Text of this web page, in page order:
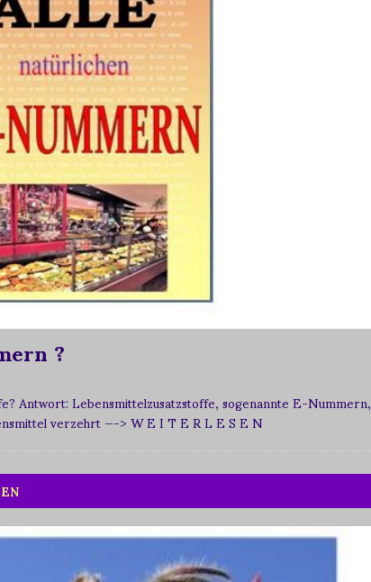
?
Antwort: Lebensmittelzusatzstoffe, sogenannte E-Nummern,
verzehrt—-> W E I T E R L E S E N